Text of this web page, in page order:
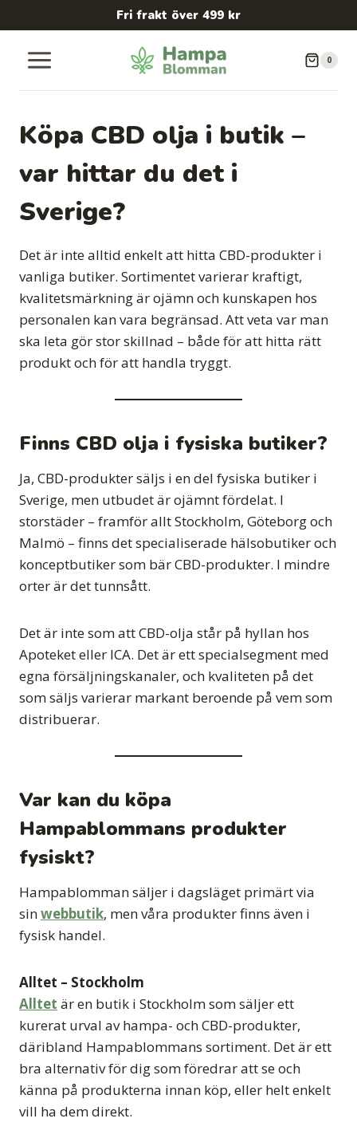
to
content
Fri frakt över 499 kr
0
Köpa CBD olja i butik –
var hittar du det i
Sverige?
Det är inte alltid enkelt att hitta CBD-produkter i
vanliga butiker. Sortimentet varierar kraftigt,
kvalitetsmärkning är ojämn och kunskapen hos
personalen kan vara begränsad. Att veta var man
ska leta gör stor skillnad – både för att hitta rätt
produkt och för att handla tryggt.
Finns CBD olja i fysiska butiker?
Ja, CBD-produkter säljs i en del fysiska butiker i
Sverige, men utbudet är ojämnt fördelat. I
storstäder – framför allt Stockholm, Göteborg och
Malmö – finns det specialiserade hälsobutiker och
konceptbutiker som bär CBD-produkter. I mindre
orter är det tunnsått.
Det är inte som att CBD-olja står på hyllan hos
Apoteket eller ICA. Det är ett specialsegment med
egna försäljningskanaler, och kvaliteten på det
som säljs varierar markant beroende på vem som
distribuerar.
Var kan du köpa
Hampablommans produkter
fysiskt?
Hampablomman säljer i dagsläget primärt via
sinwebbutik, men våra produkter finns även i
fysisk handel.
Alltet – Stockholm
Alltet är en butik i Stockholm som säljer ett
kurerat urval av hampa- och CBD-produkter,
däribland Hampablommans sortiment. Det är ett
bra alternativ för dig som föredrar att se och
känna på produkterna innan köp, eller helt enkelt
vill ha dem direkt.